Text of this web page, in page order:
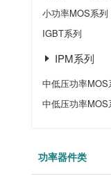
小功率MOS系列
IGBT系列
IPM系列
中低压功率MOS
中低压功率MOS
功率器件类